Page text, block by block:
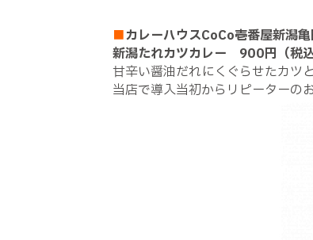
■カレーハウスCoCo壱番屋新潟
新潟たれカツカレー 900円（税込
甘辛い醤油だれにくぐらせたカツ
当店で導入当初からリピーターの